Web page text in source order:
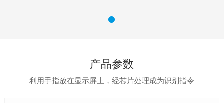
产品参数
利用手指放在显示屏上，经芯片处理成为识别指令